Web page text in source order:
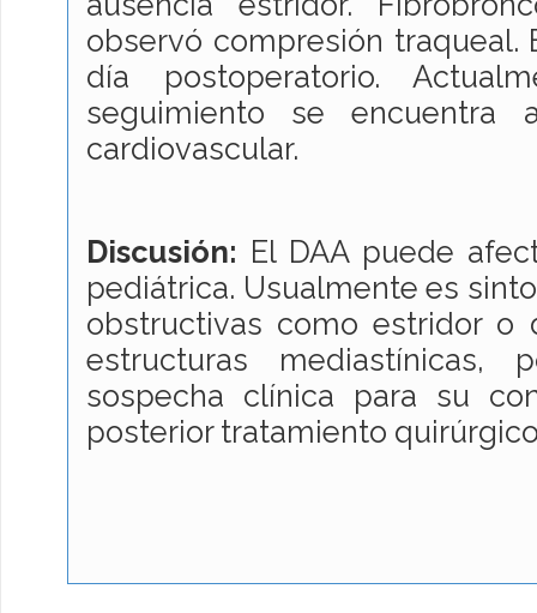
observó compresión traqueal.
día postoperatorio.
seguimiento se encuentra
cardiovascular.
Discusión: El DAA puede
pediátrica. Usualmente es
obstructivas como estridor o
estructuras
sospecha clínica para su
posterior tratamiento